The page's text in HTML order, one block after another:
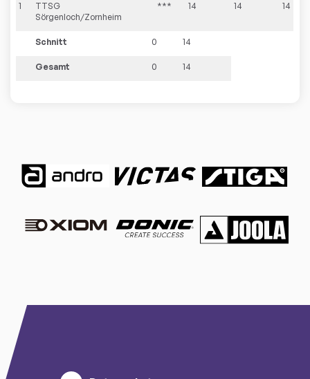
Zuschauer-Matrix
1
TTSG
Sörgenloch/Zornheim
*** 14 14 14
Schnitt 0 14
Gesamt 0 14